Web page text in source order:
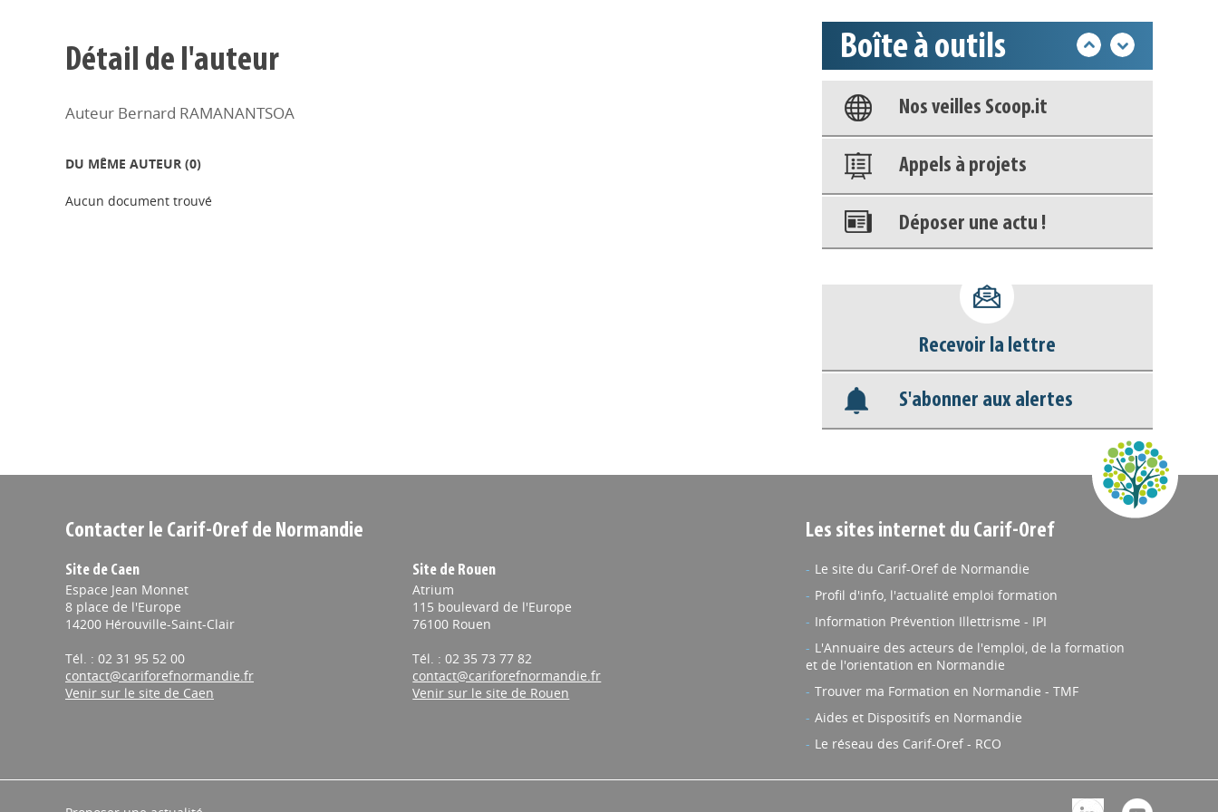
Détail de l'auteur
Auteur Bernard RAMANANTSOA
DU MÊME AUTEUR (0)
Aucun document trouvé
Boîte à outils
Base documentaire
Nos veilles Scoop.it
Appels à projets
Déposer une actu !
déconnecter)
Base documentaire
Nos veilles Scoop.it
Recevoir la lettre
S'abonner aux alertes
Contacter le Carif-Oref de Normandie
Site de Caen
Espace Jean Monnet
8 place de l'Europe
14200 Hérouville-Saint-Clair
Tél. : 02 31 95 52 00
contact@cariforefnormandie.fr
Venir sur le site de Caen
Site de Rouen
Atrium
115 boulevard de l'Europe
76100 Rouen
Tél. : 02 35 73 77 82
contact@cariforefnormandie.fr
Venir sur le site de Rouen
Les sites internet du Carif-Oref
Le site du Carif-Oref de Normandie
Profil d'info, l'actualité emploi formation
Information Prévention Illettrisme - IPI
L'Annuaire des acteurs de l'emploi, de la formation
et de l'orientation en Normandie
Trouver ma Formation en Normandie - TMF
Aides et Dispositifs en Normandie
Le réseau des Carif-Oref - RCO